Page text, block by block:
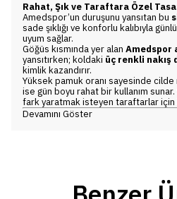
Rahat, Şık ve Taraftara Özel
Amedspor’un duruşunu yansıtan bu
sade şıklığı ve konforlu kalıbıyla
uyum sağlar.
Göğüs kısmında yer alan Amedspor
yansıtırken; koldaki üç renkli nakış
kimlik kazandırır.
Yüksek pamuk oranı sayesinde cilde
ise gün boyu rahat bir kullanım
fark yaratmak isteyen taraftarlar için
Devamını Göster